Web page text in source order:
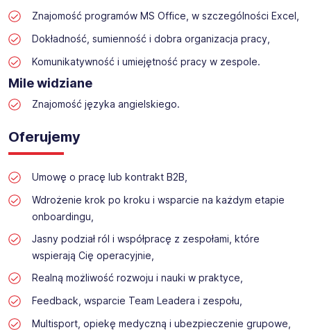
Znajomość programów MS Office, w szczególności Excel,
Dokładność, sumienność i dobra organizacja pracy,
Komunikatywność i umiejętność pracy w zespole.
Mile widziane
Znajomość języka angielskiego.
Oferujemy
Umowę o pracę lub kontrakt B2B,
Wdrożenie krok po kroku i wsparcie na każdym etapie
onboardingu,
Jasny podział ról i współpracę z zespołami, które
wspierają Cię operacyjnie,
Realną możliwość rozwoju i nauki w praktyce,
Feedback, wsparcie Team Leadera i zespołu,
Multisport, opiekę medyczną i ubezpieczenie grupowe,